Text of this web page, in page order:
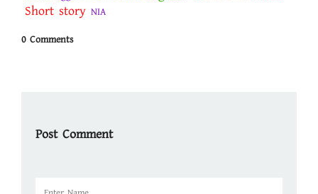
Short story NIA
0 Comments
Post Comment